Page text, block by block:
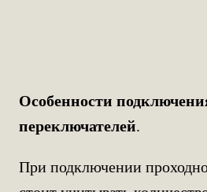
Особенности
переключателей.
При подключении